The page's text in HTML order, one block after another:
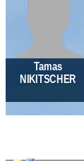
Tamas
NIKITSCHER